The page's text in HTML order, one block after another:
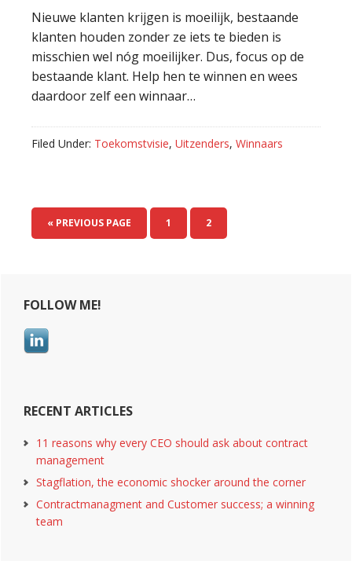
Nieuwe klanten krijgen is moeilijk, bestaande
klanten houden zonder ze iets te bieden is
misschien wel nóg moeilijker. Dus, focus op de
bestaande klant. Help hen te winnen en wees
daardoor zelf een winnaar…
Filed Under: Toekomstvisie, Uitzenders, Winnaars
« PREVIOUS PAGE PAGE
1 PAGE
2
Primary
Sidebar
FOLLOW ME!
RECENT ARTICLES
11 reasons why every CEO should ask about contract
management
Stagflation, the economic shocker around the corner
Contractmanagment and Customer success; a winning
team